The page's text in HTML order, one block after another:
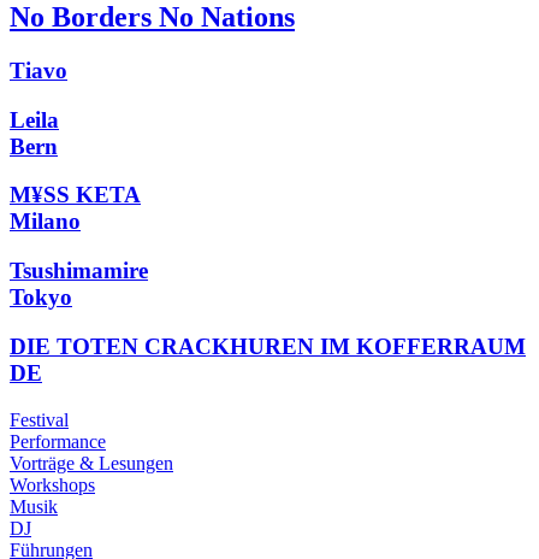
No Borders No Nations
Tiavo
Leila
Bern
M¥SS KETA
Milano
Tsushimamire
Tokyo
DIE TOTEN CRACKHUREN IM KOFFERRAUM
DE
Festival
Performance
Vorträge & Lesungen
Workshops
Musik
DJ
Führungen